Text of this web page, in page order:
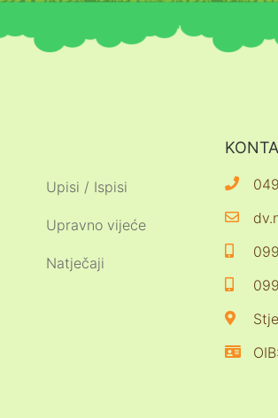
Upisi / Ispisi
Upravno vijeće
Natječaji